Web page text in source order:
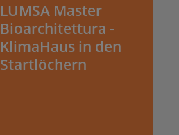
LUMSA Master
Bioarchitettura -
KlimaHaus in den
Startlöchern